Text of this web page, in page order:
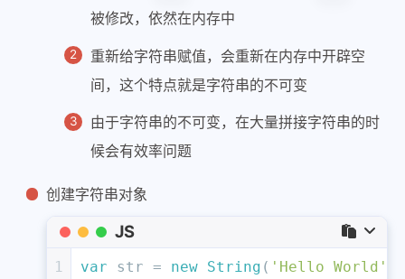
被修改，依然在内存中
重新给字符串赋值，会重新在内存中开辟空
间，这个特点就是字符串的不可变
由于字符串的不可变，在大量拼接字符串的时
候会有效率问题
创建字符串对象
JS
1 var str = new String ( 'Hello World'